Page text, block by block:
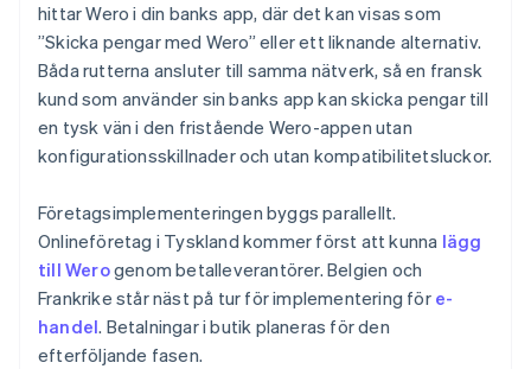
hittar Wero i din banks app, där det kan visas som
”Skicka pengar med Wero” eller ett liknande alternativ.
Båda rutterna ansluter till samma nätverk, så en fransk
kund som använder sin banks app kan skicka pengar till
en tysk vän i den fristående Wero-appen utan
konfigurationsskillnader och utan kompatibilitetsluckor.
Företagsimplementeringen byggs parallellt.
Onlineföretag i Tyskland kommer först att kunna lägg
till Werogenom betalleverantörer. Belgien och
Frankrike står näst på tur för implementering för e-
handel. Betalningar i butik planeras för den
efterföljande fasen.